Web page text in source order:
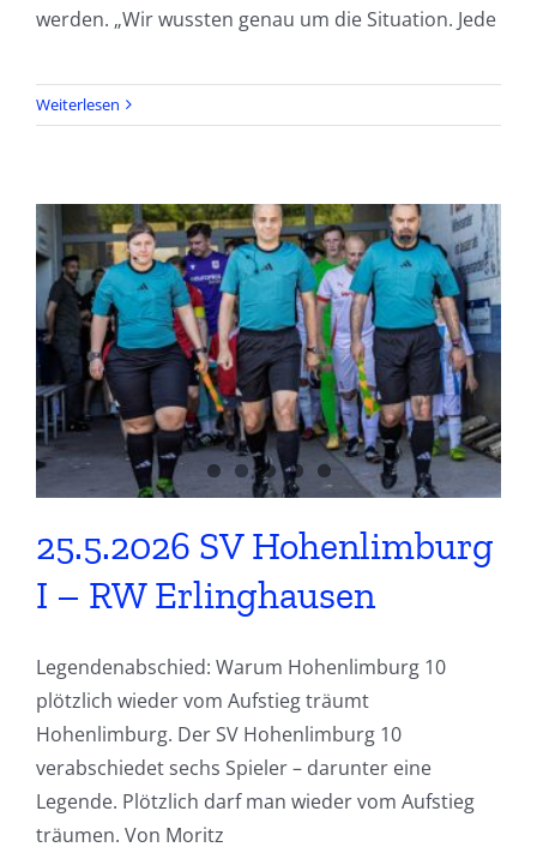
werden. „Wir wussten genau um die Situation. Jede
Weiterlesen
25.5.2026 SV Hohenlimburg
I – RW Erlinghausen
Legendenabschied: Warum Hohenlimburg 10
plötzlich wieder vom Aufstieg träumt
Hohenlimburg. Der SV Hohenlimburg 10
verabschiedet sechs Spieler – darunter eine
Legende. Plötzlich darf man wieder vom Aufstieg
träumen. Von Moritz